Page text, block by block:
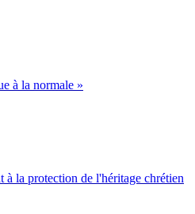
à la normale »
la protection de l'héritage chrétien